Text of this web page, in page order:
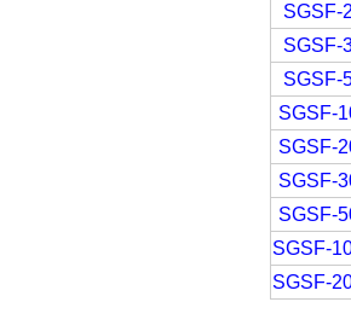
SGSF-
SGSF-
SGSF-
SGSF-
SGSF-
SGSF-
SGSF-
SGSF-
SGSF-